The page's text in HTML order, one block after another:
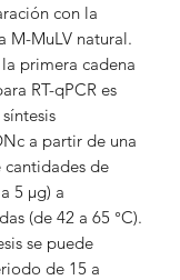
con la
M-MuLV natural.
primera cadena
RT-qPCR es
a partir de una
de
5 µg) a
(de 42 a 65 °C).
se puede
de 15 a